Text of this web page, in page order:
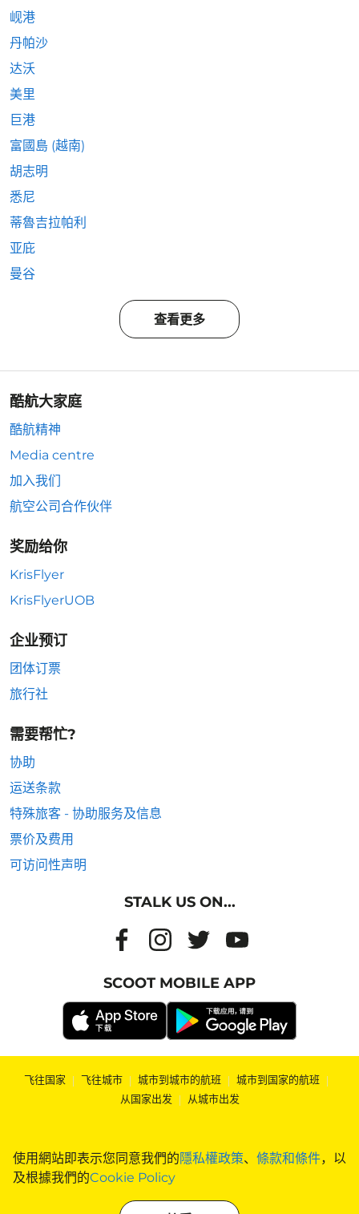
使用網站即表示您同意我們的隱私權政策、 條款和條件，以
及根據我們的Cookie Policy
岘港
丹帕沙
达沃
美里
巨港
富國島 (越南)
胡志明
悉尼
蒂魯吉拉帕利
亚庇
曼谷
查看更多
酷航大家庭
酷航精神
Media centre
加入我们
航空公司合作伙伴
奖励给你
KrisFlyer
KrisFlyerUOB
企业预订
团体订票
旅行社
需要帮忙?
协助
运送条款
特殊旅客 - 协助服务及信息
票价及费用
可访问性声明
STALK US ON...
SCOOT MOBILE APP
飞往国家 | 飞往城市 | 城市到城市的航班 | 城市到国家的航班 |
从国家出发 | 从城市出发